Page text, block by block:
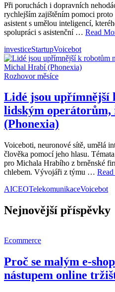
Při poruchách i dopravních
rychlejším zajištěním pomoci
asistent s umělou inteligencí,
spolupráci s asistenční … Read
investiceStartupVoicebot
Rozhovor měsíce
Lidé jsou upřímnější
lidským
(Phonexia)
Voiceboti, neuronové sítě, umělá
člověka pomocí jeho hlasu.
pro Michala Hrabího z brněnské
chlebem. Vývojáři z týmu …
AICEOTelekomunikaceVoicebot
Nejnovější příspěvky
Ecommerce
Proč se malým e-
nástupem online